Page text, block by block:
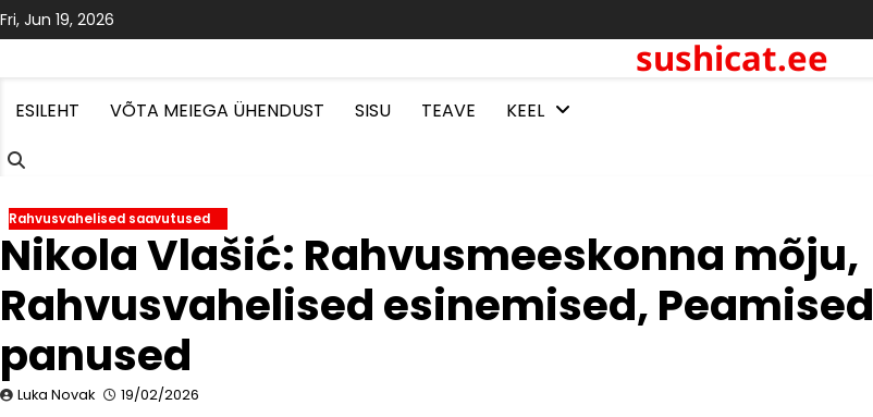
Skip
to
Fri, Jun 19, 2026
sushicat.ee
ESILEHT VÕTA MEIEGA ÜHENDUST SISU TEAVE KEEL
Rahvusvahelised saavutused
Nikola Vlašić: Rahvusmeeskonna mõju,
Rahvusvahelised esinemised, Peamised
panused
Luka Novak 19/02/2026